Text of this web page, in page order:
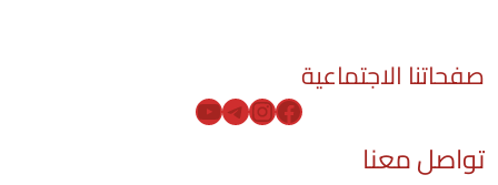
صفحاتنا الاجتماعية
Facebook
Instagram
Telegram
YouTube
تواصل معنا